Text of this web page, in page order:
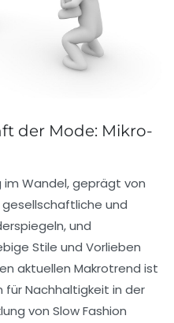
der Mode: Mikro-
Wandel, geprägt von
und
und
Stile und Vorlieben
aktuellen Makrotrend ist
fürNachhaltigkeit in der
von Slow Fashion